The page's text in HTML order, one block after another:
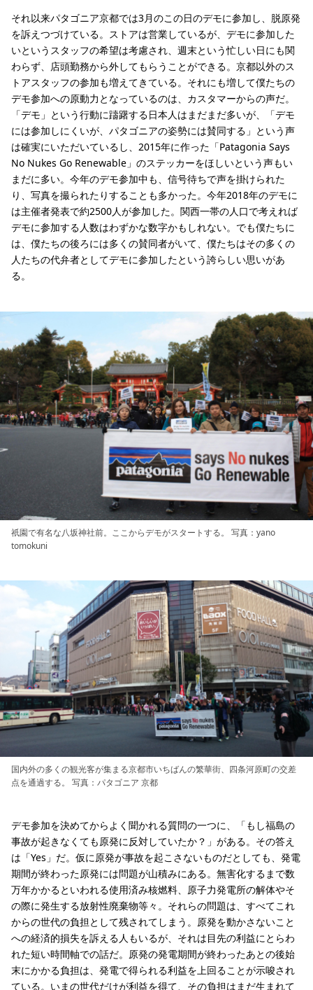
それ以来パタゴニア京都では3月のこの日のデモに参加し、脱原発
を訴えつづけている。ストアは営業しているが、デモに参加した
いというスタッフの希望は考慮され、週末という忙しい日にも関
わらず、店頭勤務から外してもらうことができる。京都以外のス
トアスタッフの参加も増えてきている。それにも増して僕たちの
デモ参加への原動力となっているのは、カスタマーからの声だ。
「デモ」という行動に躊躇する日本人はまだまだ多いが、「デモ
には参加しにくいが、パタゴニアの姿勢には賛同する」という声
は確実にいただいているし、2015年に作った「Patagonia Says
No Nukes Go Renewable」のステッカーをほしいという声もい
まだに多い。今年のデモ参加中も、信号待ちで声を掛けられた
り、写真を撮られたりすることも多かった。今年2018年のデモに
は主催者発表で約2500人が参加した。関西一帯の人口で考えれば
デモに参加する人数はわずかな数字かもしれない。でも僕たちに
は、僕たちの後ろには多くの賛同者がいて、僕たちはその多くの
人たちの代弁者としてデモに参加したという誇らしい思いがあ
る。
祇園で有名な八坂神社前。ここからデモがスタートする。 写真：yano
tomokuni
国内外の多くの観光客が集まる京都市いちばんの繁華街、四条河原町の交差
点を通過する。 写真：パタゴニア 京都
デモ参加を決めてからよく聞かれる質問の一つに、「もし福島の
事故が起きなくても原発に反対していたか？」がある。その答え
は「Yes」だ。仮に原発が事故を起こさないものだとしても、発電
期間が終わった原発には問題が山積みにある。無害化するまで数
万年かかるといわれる使用済み核燃料、原子力発電所の解体やそ
の際に発生する放射性廃棄物等々。それらの問題は、すべてこれ
からの世代の負担として残されてしまう。原発を動かさないこと
への経済的損失を訴える人もいるが、それは目先の利益にとらわ
れた短い時間軸での話だ。原発の発電期間が終わったあとの後始
末にかかる負担は、発電で得られる利益を上回ることが示唆され
ている。いまの世代だけが利益を得て、その負担はまだ生まれて